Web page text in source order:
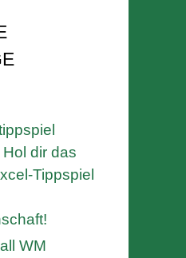
dir das
Tippspiel
WM